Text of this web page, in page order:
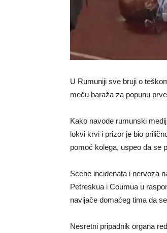
U Rumuniji sve bruji o
meču baraža za popunu
Kako navode rumunski
lokvi krvi i prizor je bio
pomoć kolega, uspeo da se
Scene incidenata i nervoza
Petreskua i Coumua u
navijače domaćeg tima da
Nesretni pripadnik organa